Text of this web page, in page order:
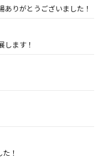
りがとうございました！
ます！
！